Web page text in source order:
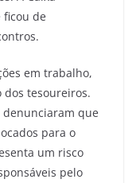
ficou de
em trabalho,
dos tesoureiros.
denunciaram que
para o
um risco
pelo